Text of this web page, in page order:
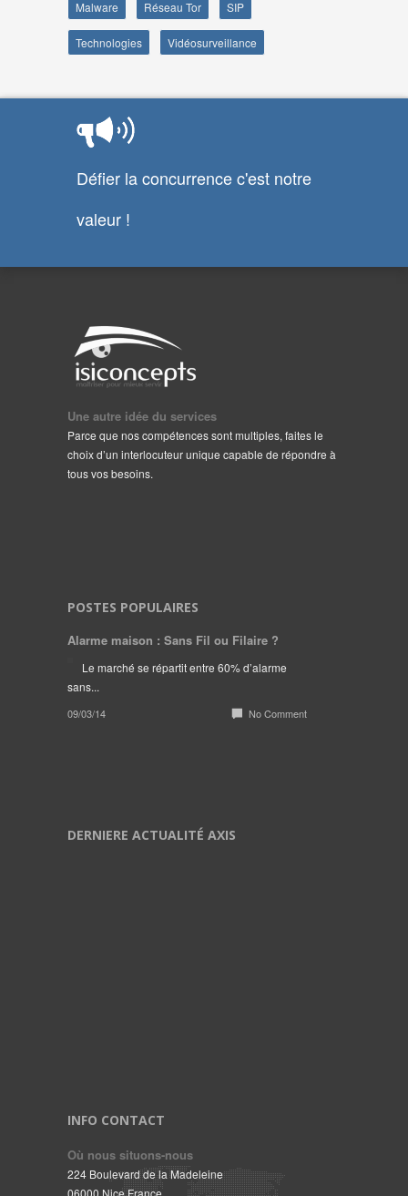
Malware Réseau Tor SIP
Technologies Vidéosurveillance
Défier la concurrence c'est notre
valeur !
Une autre idée du services
Parce que nos compétences sont multiples, faites le
choix d’un interlocuteur unique capable de répondre à
tous vos besoins.
POSTES POPULAIRES
Alarme maison : Sans Fil ou Filaire ?
Le marché se répartit entre 60% d’alarme
sans...
09/03/14 No Comment
DERNIERE ACTUALITÉ AXIS
INFO CONTACT
Où nous situons-nous
224 Boulevard de la Madeleine
06000 Nice France